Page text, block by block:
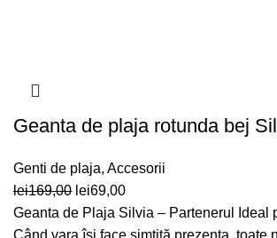
Geanta de plaja rotunda bej
Genti de plaja, Accesorii
lei169,00 Prețul
inițial
a
lei69,00Prețul
curent
este:
Geanta de Plaja Silvia – Partenerul Ideal
Când vara își face simțită prezența, toate